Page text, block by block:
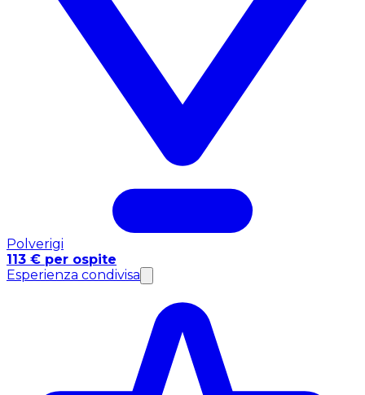
Polverigi
113 € per ospite
Esperienza condivisa